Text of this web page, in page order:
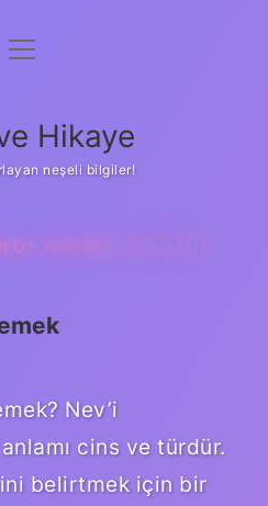
Uyarı
menüyü
Hikaye
neşeli bilgiler!
AKIMA AITTIR
Nev’i
cins ve türdür.
belirtmek için bir